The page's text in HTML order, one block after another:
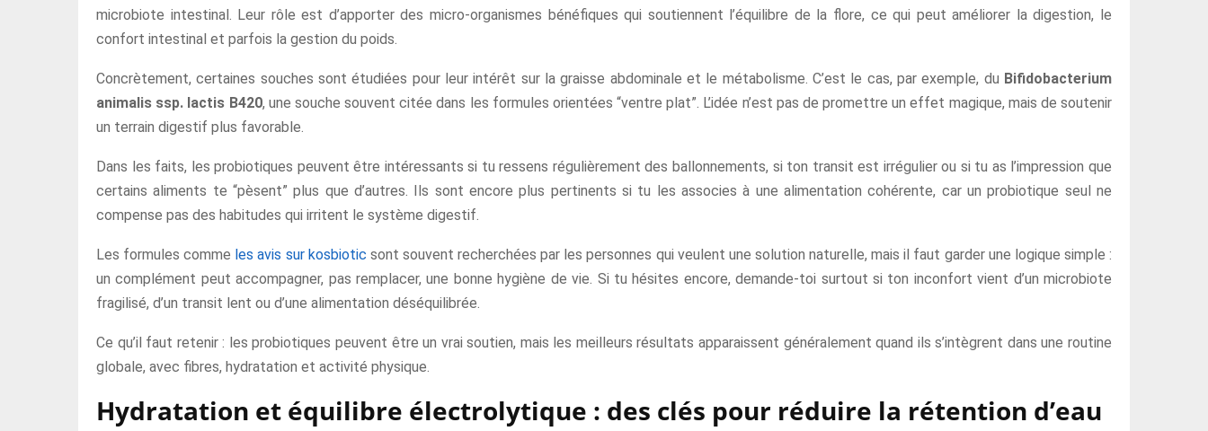
microbiote intestinal. Leur rôle est d’apporter des micro-organismes bénéfiques qui soutiennent l’équilibre de la flore, ce qui peut améliorer la digestion, le
confort intestinal et parfois la gestion du poids.
Concrètement, certaines souches sont étudiées pour leur intérêt sur la graisse abdominale et le métabolisme. C’est le cas, par exemple, du Bifidobacterium
animalis ssp. lactis B420, une souche souvent citée dans les formules orientées “ventre plat”. L’idée n’est pas de promettre un effet magique, mais de soutenir
un terrain digestif plus favorable.
Dans les faits, les probiotiques peuvent être intéressants si tu ressens régulièrement des ballonnements, si ton transit est irrégulier ou si tu as l’impression que
certains aliments te “pèsent” plus que d’autres. Ils sont encore plus pertinents si tu les associes à une alimentation cohérente, car un probiotique seul ne
compense pas des habitudes qui irritent le système digestif.
Les formules comme les avis sur kosbiotic sont souvent recherchées par les personnes qui veulent une solution naturelle, mais il faut garder une logique simple :
un complément peut accompagner, pas remplacer, une bonne hygiène de vie. Si tu hésites encore, demande-toi surtout si ton inconfort vient d’un microbiote
fragilisé, d’un transit lent ou d’une alimentation déséquilibrée.
Ce qu’il faut retenir : les probiotiques peuvent être un vrai soutien, mais les meilleurs résultats apparaissent généralement quand ils s’intègrent dans une routine
globale, avec fibres, hydratation et activité physique.
Hydratation et équilibre électrolytique : des clés pour réduire la rétention d’eau